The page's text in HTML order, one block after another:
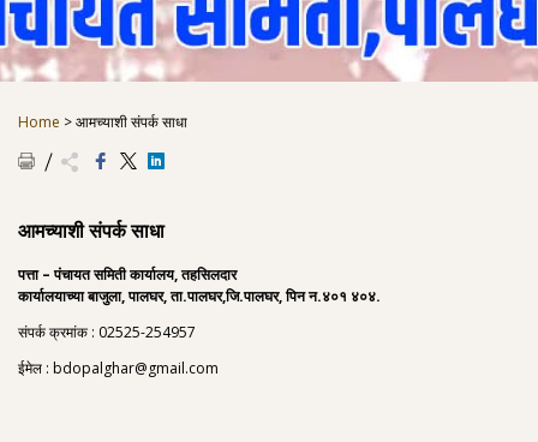
Home >आमच्याशी संपर्क साधा
आमच्याशी संपर्क साधा
पत्ता – पंचायत समिती कार्यालय, तहसिलदार
कार्यालयाच्या बाजुला, पालघर, ता.पालघर,जि.पालघर, पिन न.४०१ ४०४.
संपर्क क्रमांक : 02525-254957
ईमेल : bdopalghar@gmail.com